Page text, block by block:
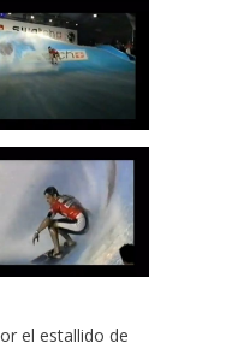
el estallido de